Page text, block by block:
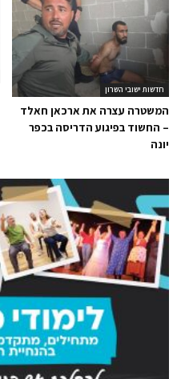
חדשות ישובי השרון
המשטרה עצרה את ארכאן חאלד
– החשוד בפיגוע הדריסה בכפר
יונה